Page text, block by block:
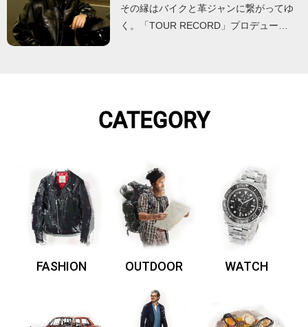
その縁はバイクと革ジャンに繋がってゆ
く。「TOUR RECORD」プロデュー…
CATEGORY
FASHION OUTDOOR WATCH